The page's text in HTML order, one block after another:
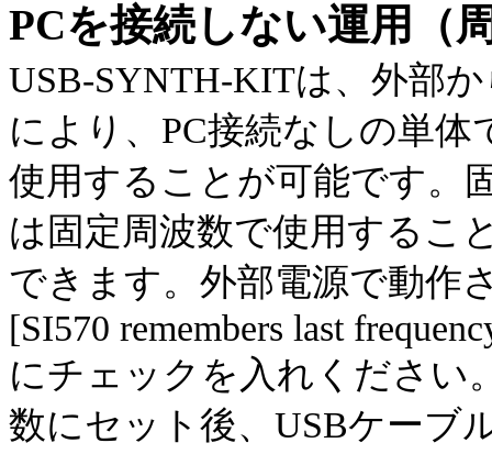
PCを接続しない運用（
USB-SYNTH-KITは、外部
により、PC接続なしの単体
使用することが可能です。
は固定周波数で使用するこ
できます。外部電源で動作
[SI570 remembers last
にチェックを入れください
数にセット後、USBケーブ